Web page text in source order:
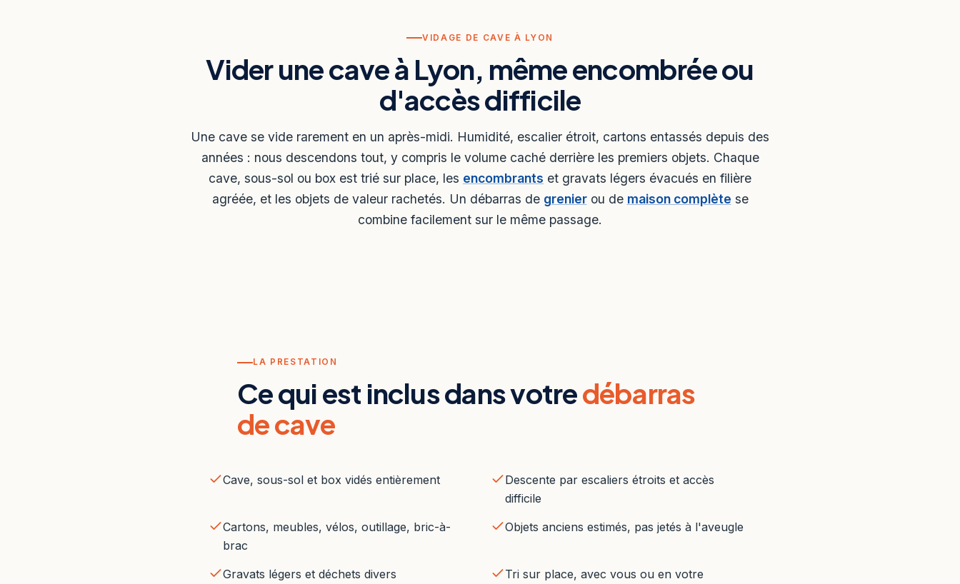
VIDAGE DE CAVE À LYON
Vider une cave à Lyon, même encombrée ou
d'accès difficile
Une cave se vide rarement en un après-midi. Humidité, escalier étroit, cartons entassés depuis des
années : nous descendons tout, y compris le volume caché derrière les premiers objets. Chaque
cave, sous-sol ou box est trié sur place, les encombrants et gravats légers évacués en filière
agréée, et les objets de valeur rachetés. Un débarras de grenierou de maison complète se
combine facilement sur le même passage.
LA PRESTATION
Ce qui est inclus dans votredébarras
de cave
Cave, sous-sol et box vidés entièrement
Descente par escaliers étroits et accès
difficile
Cartons, meubles, vélos, outillage, bric-à-
brac
Objets anciens estimés, pas jetés à l'aveugle
Gravats légers et déchets divers
Tri sur place, avec vous ou en votre